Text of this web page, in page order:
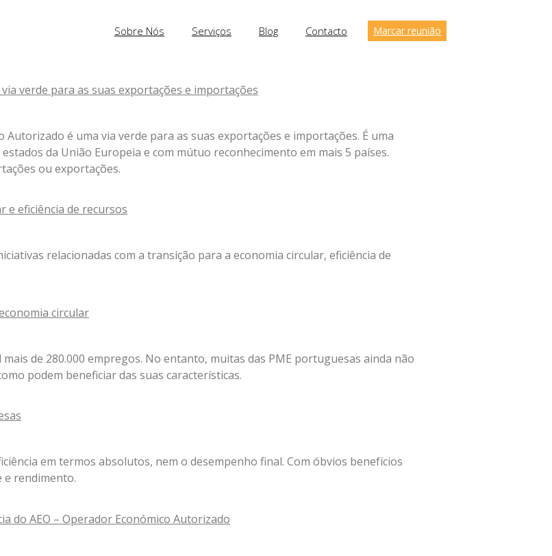
Sobre Nós Serviços Blog Contacto Marcar reunião
verde para as suas exportações e importações
Autorizado é uma via verde para as suas exportações e importações. É uma
da União Europeia e com mútuo reconhecimento em mais 5 países.
ou exportações.
e eficiência de recursos
relacionadas com a transição para a economia circular, eficiência de
circular
de 280.000 empregos. No entanto, muitas das PME portuguesas ainda não
podem beneficiar das suas características.
em termos absolutos, nem o desempenho final. Com óbvios benefícios
e rendimento.
do AEO – Operador Económico Autorizado